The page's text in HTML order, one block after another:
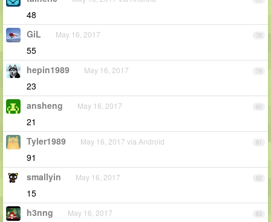
48
78
GiL May 16, 2017
55
79
hepin1989 May 16, 2017
23
80
ansheng May 16, 2017
21
81
Tyler1989 May 16, 2017 via Android
91
82
smallyin May 16, 2017
15
83
h3nng May 16, 2017